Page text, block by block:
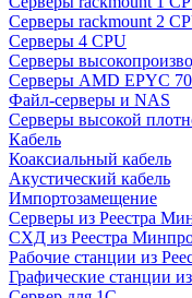
Серверы rackmount 2
Серверы 4 CPU
Серверы
Серверы AMD EPYC
Файл-серверы и NAS
Серверы высокой
Кабель
Коаксиальный кабель
Акустический кабель
Импортозамещение
Серверы из Реестра
СХД из Реестра
Рабочие станции из
Графические станции